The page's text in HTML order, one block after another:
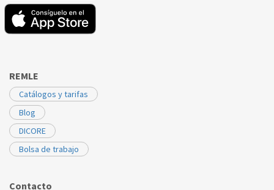
REMLE
Catálogos y tarifas
Blog
DICORE
Bolsa de trabajo
Contacto